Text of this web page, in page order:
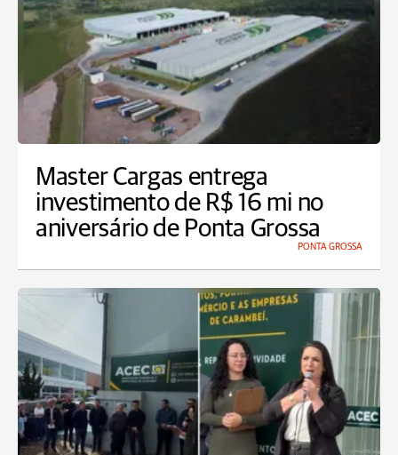
Master Cargas entrega
investimento de R$ 16 mi no
aniversário de Ponta Grossa
PONTA GROSSA